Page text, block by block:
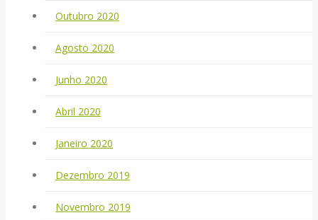
Outubro 2020
Agosto 2020
Junho 2020
Abril 2020
Janeiro 2020
Dezembro 2019
Novembro 2019